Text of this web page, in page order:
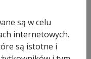
są w celu
internetowych.
są istotne i